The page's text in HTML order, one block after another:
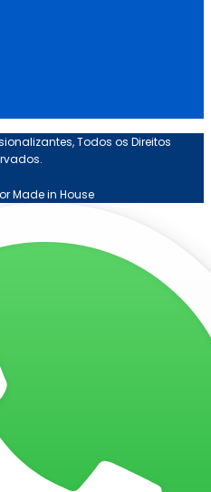
Todos os Direitos
Made in House